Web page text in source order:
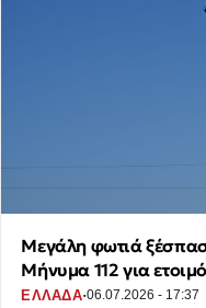
Μεγάλη φωτιά
Μήνυμα 112 για
ΕΛΛΑΔΑ·06.07.2026 - 17:37